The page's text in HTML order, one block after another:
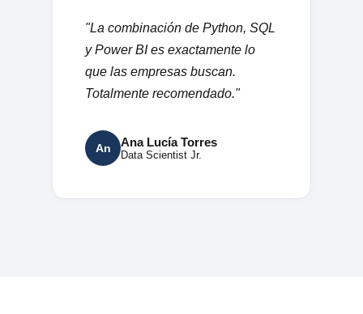
"La combinación de Python, SQL
y Power BI es exactamente lo
que las empresas buscan.
Totalmente recomendado."
An Ana Lucía Torres
Data Scientist Jr.